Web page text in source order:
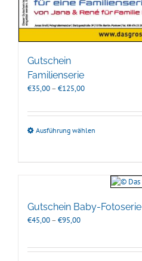
Gutschein
Familienserie
€35,00– €125,00Preisspanne:
bis
Ausführung wählen
Gutschein Baby-Fotoserie
€45,00– €95,00Preisspanne:
€95,00